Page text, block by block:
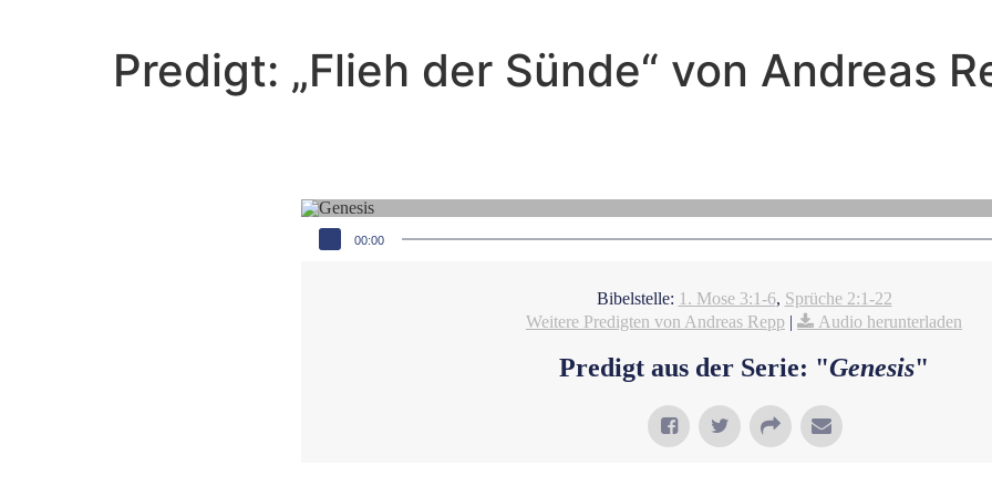
Predigt: „Flieh der Sünde“ von Andreas
Audio-Player
00:00
Bibelstelle: 1. Mose 3:1-6, Sprüche 2:1-22
Weitere Predigten von Andreas Repp | Audio herunterladen
Predigt aus der Serie: "Genesis"